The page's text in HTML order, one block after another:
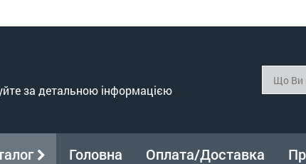
за детальною інформацією
Головна Оплата/Доставка